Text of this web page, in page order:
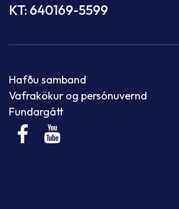
KT: 640169-5599
Hafðu samband
Vafrakökur og persónuvernd
Fundargátt